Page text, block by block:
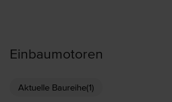
Einbaumotoren
Aktuelle Baureihe(1)